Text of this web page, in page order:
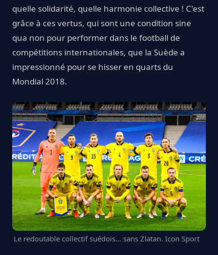
quelle solidarité, quelle harmonie collective ! C'est
grâce à ces vertus, qui sont une condition sine
qua non pour performer dans le football de
compétitions internationales, que la Suède a
impressionné pour se hisser en quarts du
Mondial 2018.
Le redoutable collectif suédois... sans Zlatan. Icon Sport